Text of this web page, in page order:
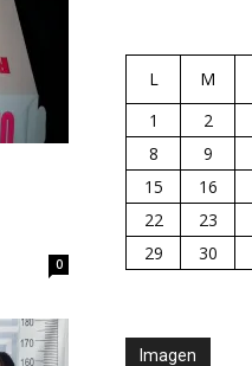
0
L M
1
2
8
9
15
16
22
23
29
30
Imagen